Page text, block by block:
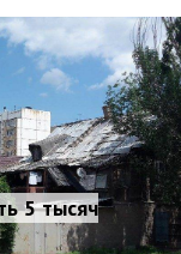
5 тысяч